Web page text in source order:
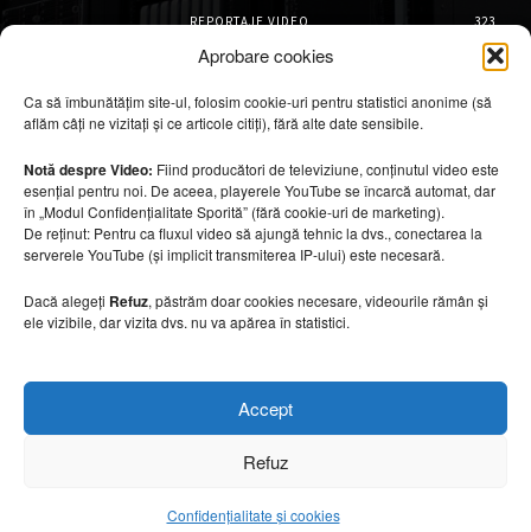
Aprobare cookies
Ca să îmbunătățim site-ul, folosim cookie-uri pentru statistici anonime (să
aflăm câți ne vizitați și ce articole citiți), fără alte date sensibile.
Notă despre Video: Fiind producători de televiziune, conținutul video este
esențial pentru noi. De aceea, playerele YouTube se încarcă automat, dar
în „Modul Confidențialitate Sporită” (fără cookie-uri de marketing).
De reținut: Pentru ca fluxul video să ajungă tehnic la dvs., conectarea la
serverele YouTube (și implicit transmiterea IP-ului) este necesară.
Dacă alegeți Refuz, păstrăm doar cookies necesare, videourile rămân și
ele vizibile, dar vizita dvs. nu va apărea în statistici.
Accept
Refuz
Confidențialitate și cookies
REPORTAJE VIDEO
323
AMENAJĂRI INTERIOARE
126
DESIGN INTERIOR
64
ARHITECTURĂ & DESIGN
OPINII & ANALIZE
43
Articole recomandate
Marile aeroporturi spectaculoase ale lumii.
arhitecturale
5 august 2026
Bioarhitectura remodelează viitorul
5 august 2026